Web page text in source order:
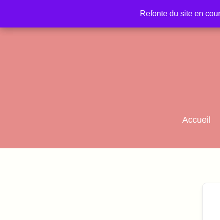
Refonte du site en
Refonte du site en
Accueil